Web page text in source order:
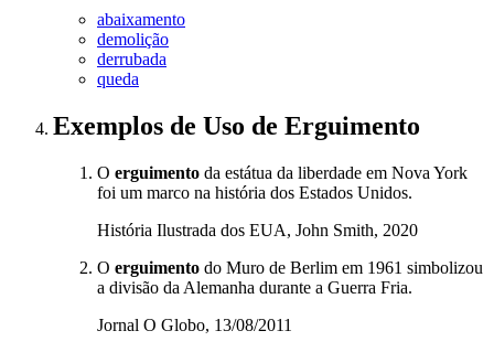
abaixamento
demolição
derrubada
queda
Exemplos de Uso de Erguimento
O erguimento da estátua da liberdade em Nova York
foi um marco na história dos Estados Unidos.
História Ilustrada dos EUA, John Smith, 2020
O erguimento do Muro de Berlim em 1961 simbolizou
a divisão da Alemanha durante a Guerra Fria.
Jornal O Globo, 13/08/2011